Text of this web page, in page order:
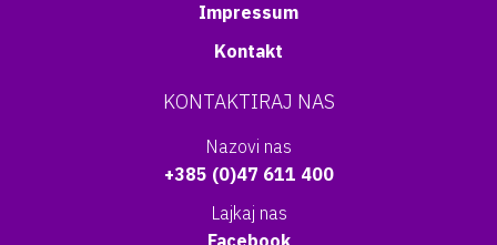
Impressum
Kontakt
KONTAKTIRAJ NAS
Nazovi nas
+385 (0)47 611 400
Lajkaj nas
Facebook